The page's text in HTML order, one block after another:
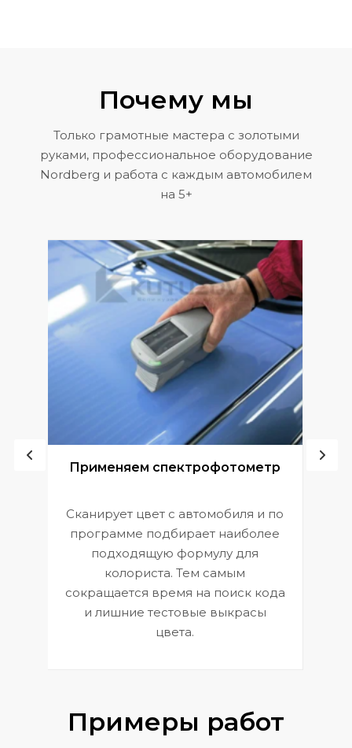
Почему мы
Только грамотные мастера с золотыми
руками, профессиональное оборудование
Nordberg и работа с каждым автомобилем
на 5+
Применяем спектрофотометр
Сканирует цвет с автомобиля и по
программе подбирает наиболее
подходящую формулу для
колориста. Тем самым
сокращается время на поиск кода
и лишние тестовые выкрасы
цвета.
Примеры работ